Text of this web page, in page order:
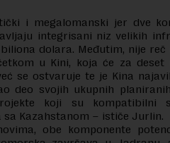
i megalomanski jer dve
integrisani niz velikih
dolara. Međutim, nije
u Kini, koja će za
se ostvaruje te je Kina
deo svojih ukupnih
koji su kompatibilni
Kazahstanom – ističe Jurlin.
obe komponente